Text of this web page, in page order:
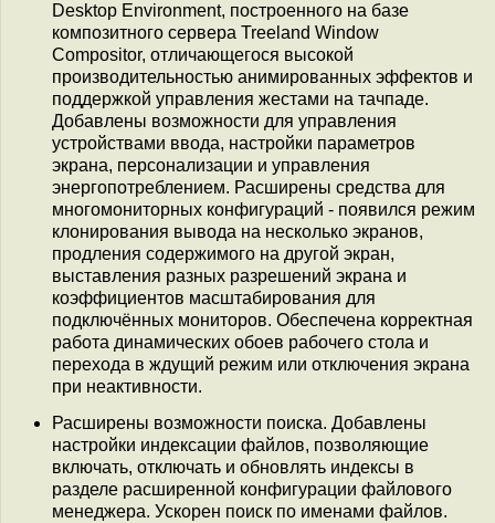
Desktop Environment, построенного на базе
композитного сервера Treeland Window
Compositor, отличающегося высокой
производительностью анимированных эффектов и
поддержкой управления жестами на тачпаде.
Добавлены возможности для управления
устройствами ввода, настройки параметров
экрана, персонализации и управления
энергопотреблением. Расширены средства для
многомониторных конфигураций - появился режим
клонирования вывода на несколько экранов,
продления содержимого на другой экран,
выставления разных разрешений экрана и
коэффициентов масштабирования для
подключённых мониторов. Обеспечена корректная
работа динамических обоев рабочего стола и
перехода в ждущий режим или отключения экрана
при неактивности.
Расширены возможности поиска. Добавлены
настройки индексации файлов, позволяющие
включать, отключать и обновлять индексы в
разделе расширенной конфигурации файлового
менеджера. Ускорен поиск по именами файлов.